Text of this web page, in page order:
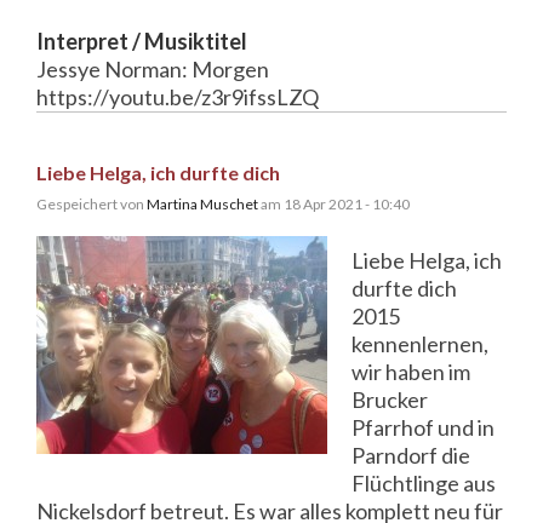
Interpret / Musiktitel
Jessye Norman: Morgen
https://youtu.be/z3r9ifssLZQ
Liebe Helga, ich durfte dich
Gespeichert von Martina Muschetam 18 Apr 2021 - 10:40
Liebe Helga, ich
durfte dich
2015
kennenlernen,
wir haben im
Brucker
Pfarrhof und in
Parndorf die
Flüchtlinge aus
Nickelsdorf betreut. Es war alles komplett neu für